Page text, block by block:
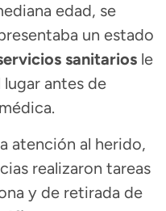
edad, se
un estado
sanitarios le
antes de
atención al herido,
realizaron tareas
y de retirada de